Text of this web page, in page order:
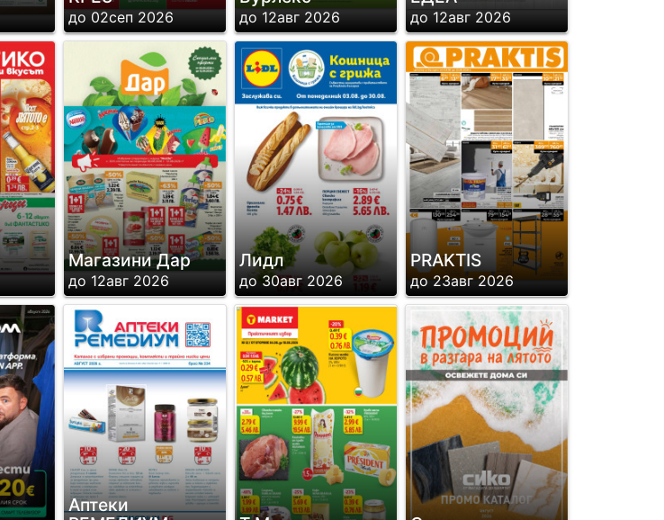
до 02сеп 2026 до 12авг 2026 до 12авг 2026
Магазини Дар
до 12авг 2026
Лидл
до 30авг 2026
PRAKTIS
до 23авг 2026
Аптеки